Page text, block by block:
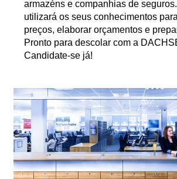
armazéns e companhias de
utilizará os seus conhecimentos
preços, elaborar orçamentos e
Pronto para descolar com a
Candidate-se já!